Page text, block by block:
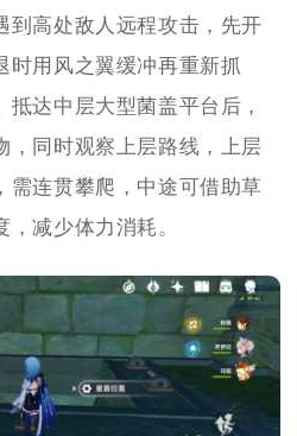
到高处敌人远程攻击，先开
时用风之翼缓冲再重新抓
达中层大型菌盖平台后，
，同时观察上层路线，上层
需连贯攀爬，中途可借助草
减少体力消耗。